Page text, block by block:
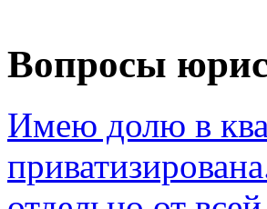
Вопросы
Имею долю в